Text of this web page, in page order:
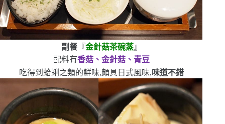
副餐『金針菇茶碗蒸』
配料有香菇、金針菇、青豆
吃得到蛤蜊之類的鮮味,頗具日式風味, 味道不錯